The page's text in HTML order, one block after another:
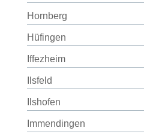
Hornberg
Hüfingen
Iffezheim
Ilsfeld
Ilshofen
Immendingen